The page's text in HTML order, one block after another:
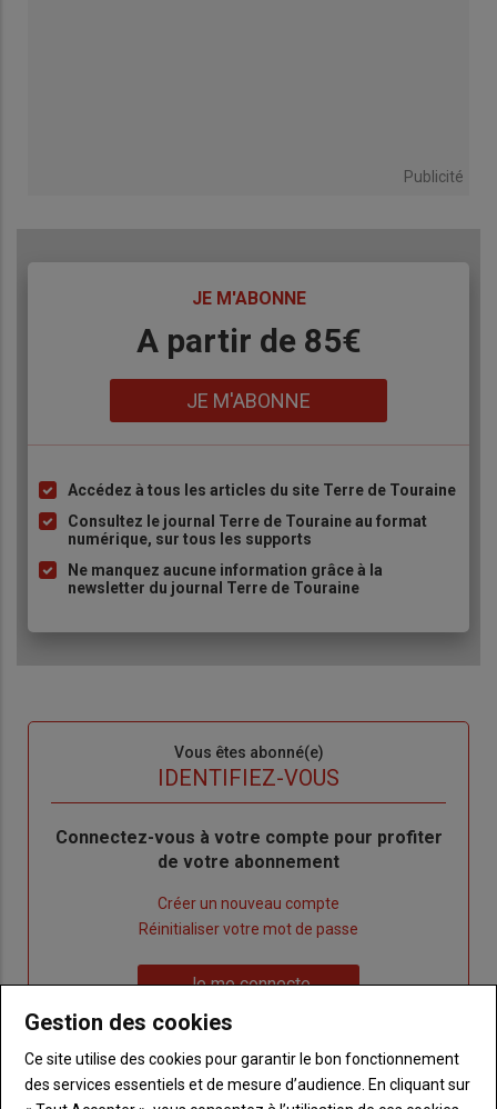
Publicité
JE M'ABONNE
A partir de 85€
JE M'ABONNE
Liste
à
puce
Accédez à tous les articles du site Terre de Touraine
Consultez le journal Terre de Touraine au format
numérique, sur tous les supports
Ne manquez aucune information grâce à la
newsletter du journal Terre de Touraine
Vous êtes abonné(e)
IDENTIFIEZ-VOUS
Body
Connectez-vous à votre compte pour profiter
de votre abonnement
Créer un nouveau compte
de
passe"
Réinitialiser votre mot de passe
me
connecte"
Je me connecte
Sous- Vous n'êtes pas abonné(e)
Gestion des cookies
Ce site utilise des cookies pour garantir le bon fonctionnement
des services essentiels et de mesure d’audience. En cliquant sur